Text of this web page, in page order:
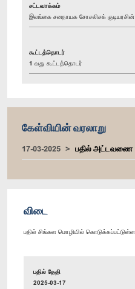
சட்டவாக்கம்
இலங்கை சனநாயக சோசலிசக்
கூட்டத்தொடர்
1 வது கூட்டத்தொடர்
கேள்வியின் வரலாறு
17-03-2025 பதில் அட்டவணை
விடை
பதில் சிங்கள மொழியில்
பதில் தேதி
2025-03-17